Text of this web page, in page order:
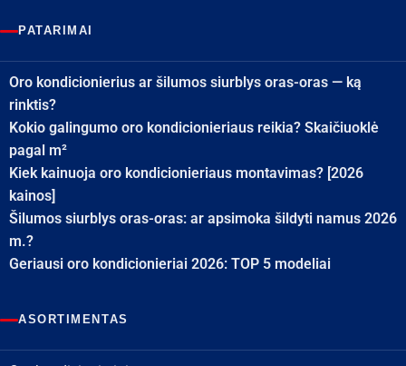
PATARIMAI
Oro kondicionierius ar šilumos siurblys oras-oras — ką
rinktis?
Kokio galingumo oro kondicionieriaus reikia? Skaičiuoklė
pagal m²
Kiek kainuoja oro kondicionieriaus montavimas? [2026
kainos]
Šilumos siurblys oras-oras: ar apsimoka šildyti namus 2026
m.?
Geriausi oro kondicionieriai 2026: TOP 5 modeliai
ASORTIMENTAS